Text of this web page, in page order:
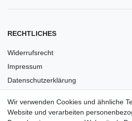
RECHTLICHES
Widerrufsrecht
Impressum
Datenschutzerklärung
Wir verwenden Cookies und ähnliche
Website und verarbeiten